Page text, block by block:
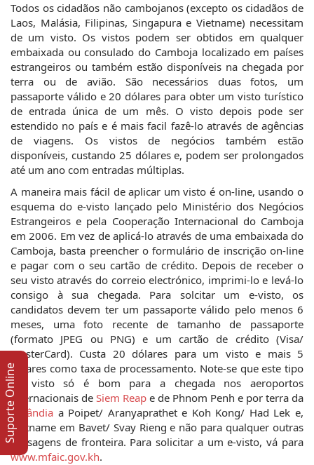
Todos os cidadãos não cambojanos (excepto os cidadãos de
Laos, Malásia, Filipinas, Singapura e Vietname) necessitam
de um visto. Os vistos podem ser obtidos em qualquer
embaixada ou consulado do Camboja localizado em países
estrangeiros ou também estão disponíveis na chegada por
terra ou de avião. São necessários duas fotos, um
passaporte válido e 20 dólares para obter um visto turístico
de entrada única de um mês. O visto depois pode ser
estendido no país e é mais facil fazê-lo através de agências
de viagens. Os vistos de negócios também estão
disponíveis, custando 25 dólares e, podem ser prolongados
até um ano com entradas múltiplas.
A maneira mais fácil de aplicar um visto é on-line, usando o
esquema do e-visto lançado pelo Ministério dos Negócios
Estrangeiros e pela Cooperação Internacional do Camboja
em 2006. Em vez de aplicá-lo através de uma embaixada do
Camboja, basta preencher o formulário de inscrição on-line
e pagar com o seu cartão de crédito. Depois de receber o
seu visto através do correio electrónico, imprimi-lo e levá-lo
consigo à sua chegada. Para solcitar um e-visto, os
candidatos devem ter um passaporte válido pelo menos 6
meses, uma foto recente de tamanho de passaporte
(formato JPEG ou PNG) e um cartão de crédito (Visa/
MasterCard). Custa 20 dólares para um visto e mais 5
dólares como taxa de processamento. Note-se que este tipo
de visto só é bom para a chegada nos aeroportos
internacionais de Siem Reap e de Phnom Penh e por terra da
Tailândia a Poipet/ Aranyaprathet e Koh Kong/ Had Lek e,
Vietname em Bavet/ Svay Rieng e não para qualquer outras
passagens de fronteira. Para solicitar a um e-visto, vá para
www.mfaic.gov.kh.
Suporte Online